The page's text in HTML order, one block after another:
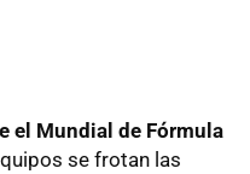
el Mundial de Fórmula
se frotan las